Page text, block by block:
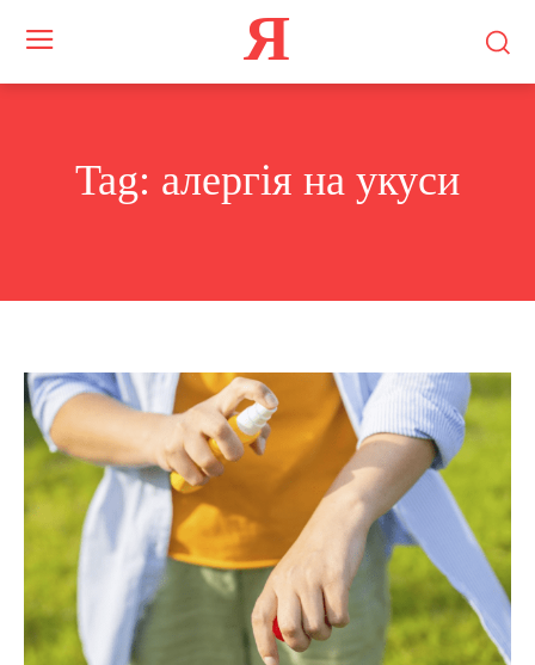
Я
Tag: алергія на укуси